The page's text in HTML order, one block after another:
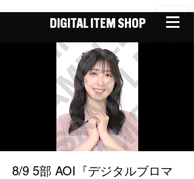
DIGITAL ITEM SHOP
8/9 5部 AOI『デジタルブロマ